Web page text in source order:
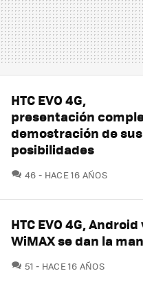
HTC EVO 4G,
presentación
demostración de sus
posibilidades
46 COMENTARIOS
HACE 16 AÑOS
HTC EVO 4G, Android
WiMAX se dan la
51 COMENTARIOS
HACE 16 AÑOS